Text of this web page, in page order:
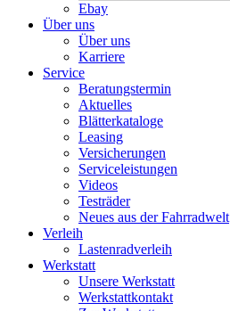
Ebay
Über uns
Über uns
Karriere
Service
Beratungstermin
Aktuelles
Blätterkataloge
Leasing
Versicherungen
Serviceleistungen
Videos
Testräder
Neues aus der Fahrradwelt
Verleih
Lastenradverleih
Werkstatt
Unsere Werkstatt
Werkstattkontakt